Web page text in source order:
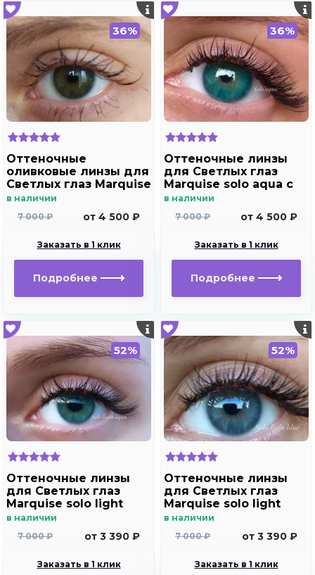
36%
Оттеночные
оливковые линзы для
Светлых глаз Marquise
Solo Olive
в наличии
7 000 ₽
от 4 500 ₽
Заказать в 1 клик
Подробнее
36%
Оттеночные линзы
для Светлых глаз
Marquise solo aqua с
отверстием под
дальнозоркости и
в наличии
7 000 ₽
от 4 500 ₽
Заказать в 1 клик
Подробнее
52%
Оттеночные линзы
для Светлых глаз
Marquise solo light
aqua для
близорукости
в наличии
7 000 ₽
от 3 390 ₽
Заказать в 1 клик
52%
Оттеночные линзы
для Светлых глаз
Marquise solo light
blue для
близорукости
в наличии
7 000 ₽
от 3 390 ₽
Заказать в 1 клик